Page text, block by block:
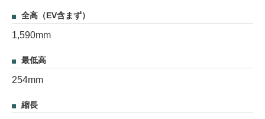
全高（EV含まず）
1,590mm
最低高
254mm
縮長